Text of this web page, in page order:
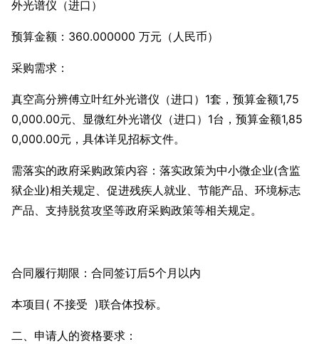
外光谱仪（进口）
预算金额：360.000000 万元（人民币）
采购需求：
真空高分辨傅立叶红外光谱仪（进口）1套，预算金额1,75
0,000.00元、显微红外光谱仪（进口）1台，预算金额1,85
0,000.00元，具体详见招标文件。
需落实的政府采购政策内容：落实政策为中小微企业(含监
狱企业)相关规定、促进残疾人就业、节能产品、环境标志
产品、支持脱贫攻坚等政府采购政策等相关规定。
合同履行期限：合同签订后5个月以内
本项目( 不接受 )联合体投标。
二、申请人的资格要求：